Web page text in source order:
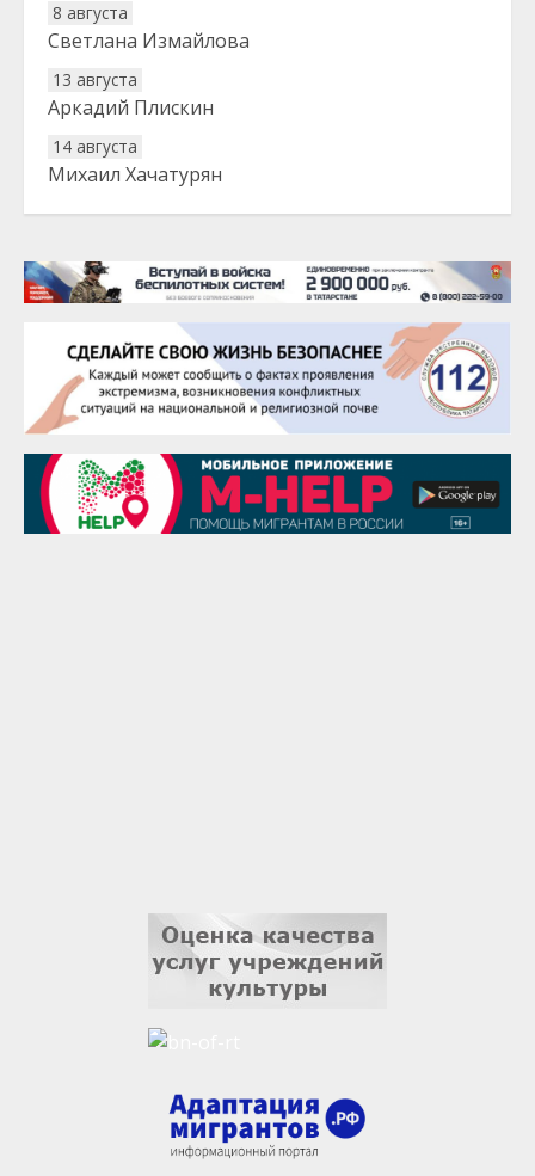
8 августа
Светлана Измайлова
13 августа
Аркадий Плискин
14 августа
Михаил Хачатурян
20 августа
22 августа
Евгений Ефимов
25 августа
Сэсэгма Бубеева
28 августа
Чингиз Мустафаев
29 августа
Надежда Рослова